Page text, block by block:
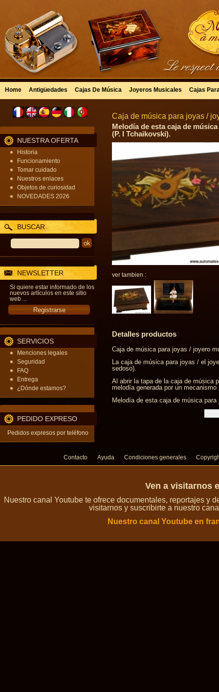
Home Antigüedades Cajas De Música Joyeros Musicales Cajas
NUESTRA OFERTA
Historia
Funcionamiento
Tomar cuidado
Nuestros enlaces
Objetos de curiosidad
NOVEDADES 2026
BUSCAR
NEWSLETTER
Si quiere estar informado de los
nuevos artículos en este sitio
web ...
SERVICIOS
Menciones legales
Seguridad
FAQ
Entrega
¿Dónde estamos?
PEDIDO EXPRESO
Pedidos expresos por teléfono
Caja de música para joyas /
Melodía de esta caja de
(P. I Tchaikovski).
ver tambien :
Detalles productos
Caja de música para joyas / joyero
La caja de música para joyas / el
sedoso).
Al abrir la tapa de la caja de música
melodía generada por un
Melodía de esta caja de música
Contacto Ayuda Condiciones generales
Ven a visitarnos
Nuestro canal Youtube te ofrece documentales, reportajes y
visitarnos y suscribirte a nuestro
Nuestro canal Youtube en